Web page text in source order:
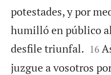
potestades, y por
humilló en público
desfile triunfal. 

16
juzgue a vosotros